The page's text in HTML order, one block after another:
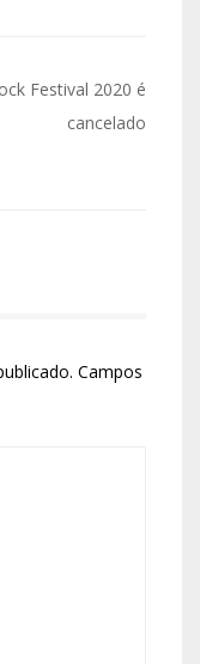
Festival 2020 é
cancelado
Campos